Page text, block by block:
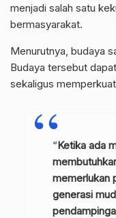
menjadi salah satu
bermasyarakat.
Menurutnya, budaya
Budaya tersebut
sekaligus
“Ketika ada
memerlukan
generasi